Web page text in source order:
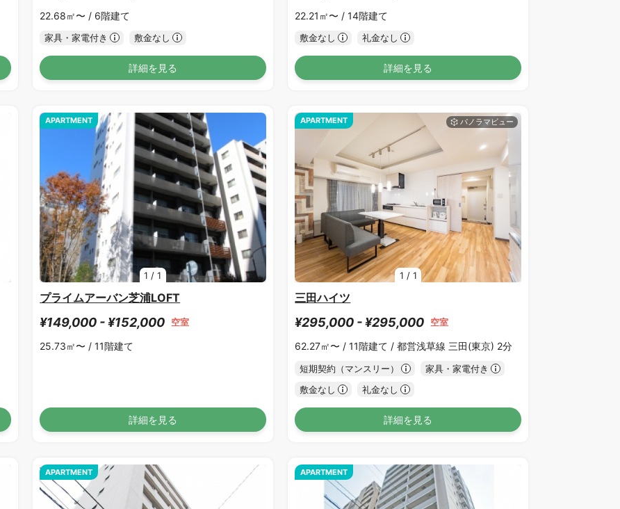
22.68㎡〜 / 6階建て
家具・家電付き 敷金なし
詳細を見る
22.21㎡〜 /14階建て
敷金なし 礼金なし
詳細を見る
1 /1
APARTMENT
プライムアーバン芝浦LOFT
¥149,000 - ¥152,000 空室
25.73㎡〜 /11階建て
詳細を見る
1 / 1
APARTMENT
三田ハイツ
¥295,000 - ¥295,000 空室
62.27㎡〜 /11階建て /都営浅草線 三田(東京) 2分
短期契約（マンスリー）
家具・家電付き
敷金なし
礼金なし
詳細を見る
APARTMENT APARTMENT